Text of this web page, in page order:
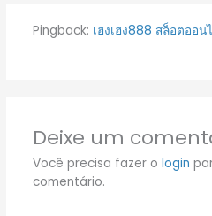
Pingback: เฮงเฮง888 สล็อตออน
Deixe um
Você precisa fazer o login
comentário.